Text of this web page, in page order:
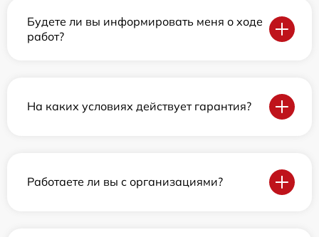
Будете ли вы информировать меня о ходе
работ?
На каких условиях действует гарантия?
Работаете ли вы с организациями?